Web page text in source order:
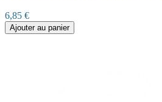
6,85 €
Ajouter au panier